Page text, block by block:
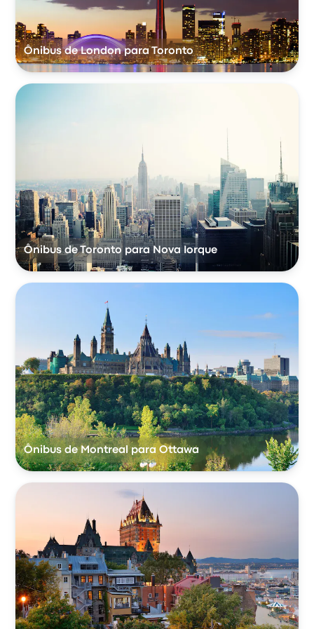
Ônibus de London para Toronto
Ônibus de Toronto para Nova Iorque
Ônibus de Montreal para Ottawa